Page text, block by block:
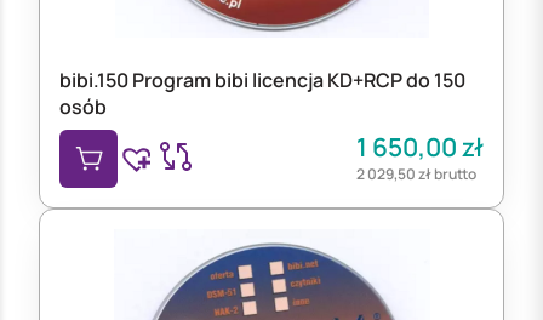
bibi.150 Program bibi licencja KD+RCP do 150
osób
1 650,00zł
2 029,50złbrutto